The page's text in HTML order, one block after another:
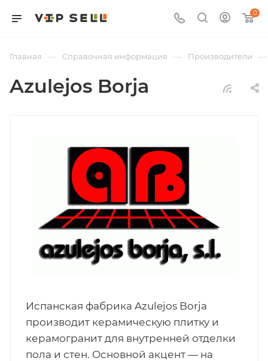
0
Главная — Справочная информация — Производители —
Azulejos Borja
Испанская фабрика Azulejos Borja
производит керамическую плитку и
керамогранит для внутренней отделки
пола и стен. Основной акцент — на